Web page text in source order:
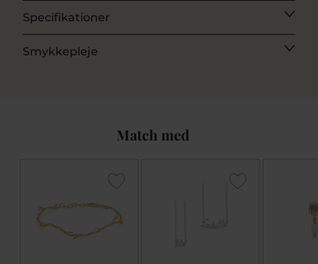
Specifikationer
Smykkepleje
Match med